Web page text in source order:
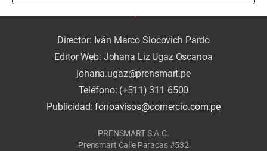
Director: Iván Marco Slocovich Pardo
Editor Web: Johana Liz Ugaz Oscanoa
johana.ugaz@prensmart.pe
Teléfono: (+511) 311 6500
Publicidad:fonoavisos@comercio.com.pe
PRENSMART S.A.C.
Prensmart Calle Paracas #532